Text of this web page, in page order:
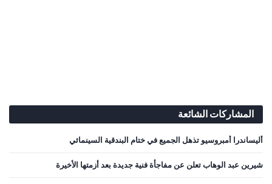
المشاركات الشائعة
أليساندرا أمبروسيو تذهل الجميع في ختام البندقية السينمائي
شيرين عبد الوهاب تعلن عن مفاجأة فنية جديدة بعد أزمتها الأخيرة